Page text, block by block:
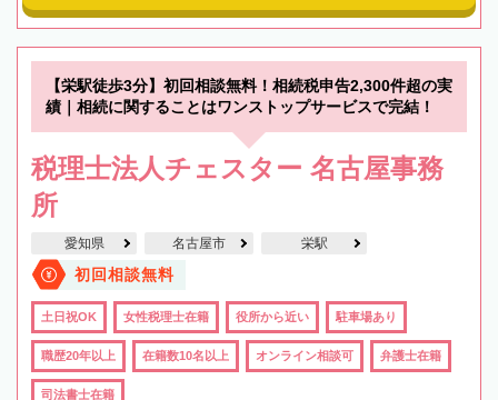
【栄駅徒歩3分】初回相談無料！相続税申告2,300件超の実
績｜相続に関することはワンストップサービスで完結！
税理士法人チェスター 名古屋事務
所
愛知県 名古屋市 栄駅
初回相談無料
土日祝OK 女性税理士在籍 役所から近い 駐車場あり
職歴20年以上 在籍数10名以上 オンライン相談可 弁護士在籍
司法書士在籍